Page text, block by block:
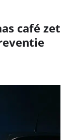
café zet